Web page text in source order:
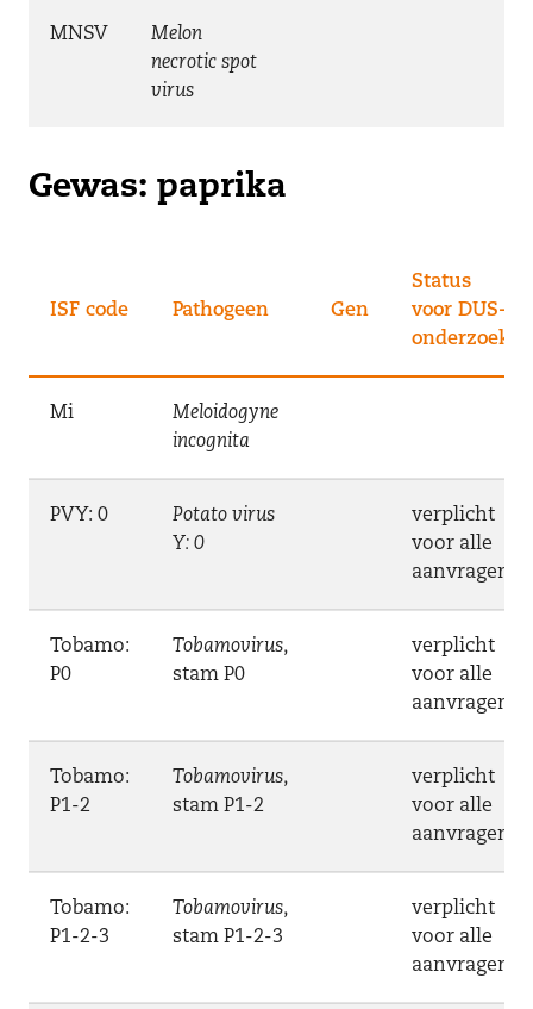
MNSV
Melon
necrotic spot
virus
Gewas: paprika
ISF code Pathogeen Gen
Status
voor DUS-
onderzoek
Mi
Meloidogyne
incognita
PVY: 0
Potato virus
Y: 0
verplicht
voor alle
aanvragen
Tobamo:
P0
Tobamovirus,
stam P0
verplicht
voor alle
aanvragen
Tobamo:
P1-2
Tobamovirus,
stam P1-2
verplicht
voor alle
aanvragen
Tobamo:
P1-2-3
Tobamovirus,
stam P1-2-3
verplicht
voor alle
aanvragen